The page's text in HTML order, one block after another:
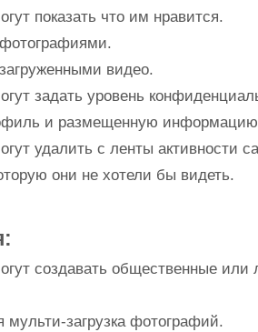
показать что им нравится.
видео.
задать уровень
и размещенную
удалить с ленты активности
они не хотели бы видеть.
создавать общественные или
мульти-загрузка фотографий.